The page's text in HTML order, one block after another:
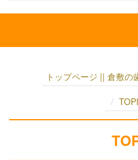
トップページ || 倉敷